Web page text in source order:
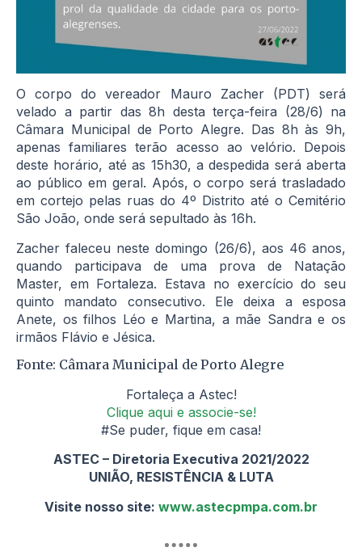
O corpo do vereador Mauro Zacher (PDT) será
velado a partir das 8h desta terça-feira (28/6) na
Câmara Municipal de Porto Alegre. Das 8h às 9h,
apenas familiares terão acesso ao velório. Depois
deste horário, até as 15h30, a despedida será aberta
ao público em geral. Após, o corpo será trasladado
em cortejo pelas ruas do 4º Distrito até o Cemitério
São João, onde será sepultado às 16h.
Zacher faleceu neste domingo (26/6), aos 46 anos,
quando participava de uma prova de Natação
Master, em Fortaleza. Estava no exercício do seu
quinto mandato consecutivo. Ele deixa a esposa
Anete, os filhos Léo e Martina, a mãe Sandra e os
irmãos Flávio e Jésica.
Fonte: Câmara Municipal de Porto Alegre
Fortaleça a Astec!
Clique aqui e associe-se!
#Se puder, fique em casa!
ASTEC – Diretoria Executiva 2021/2022
UNIÃO, RESISTÊNCIA & LUTA
Visite nosso site: www.astecpmpa.com.br